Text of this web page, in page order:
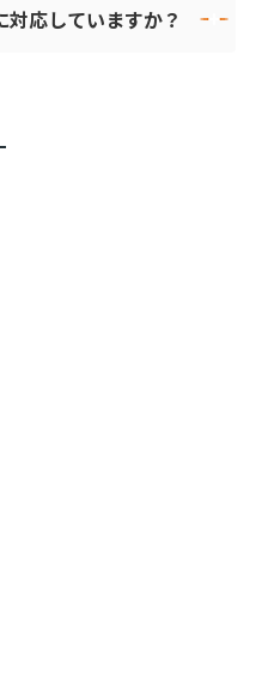
応していますか？